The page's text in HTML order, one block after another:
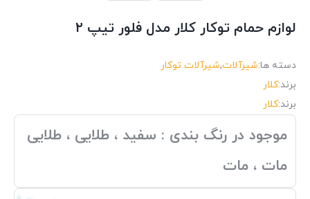
لوازم حمام توکار کلار مدل فلور تیپ ۲
دسته ها:شیرآلات,شیرآلات توکار
برند:کلار
برند:کلار
موجود در رنگ بندی : سفید ، طلایی ، طلایی
مات ، مات